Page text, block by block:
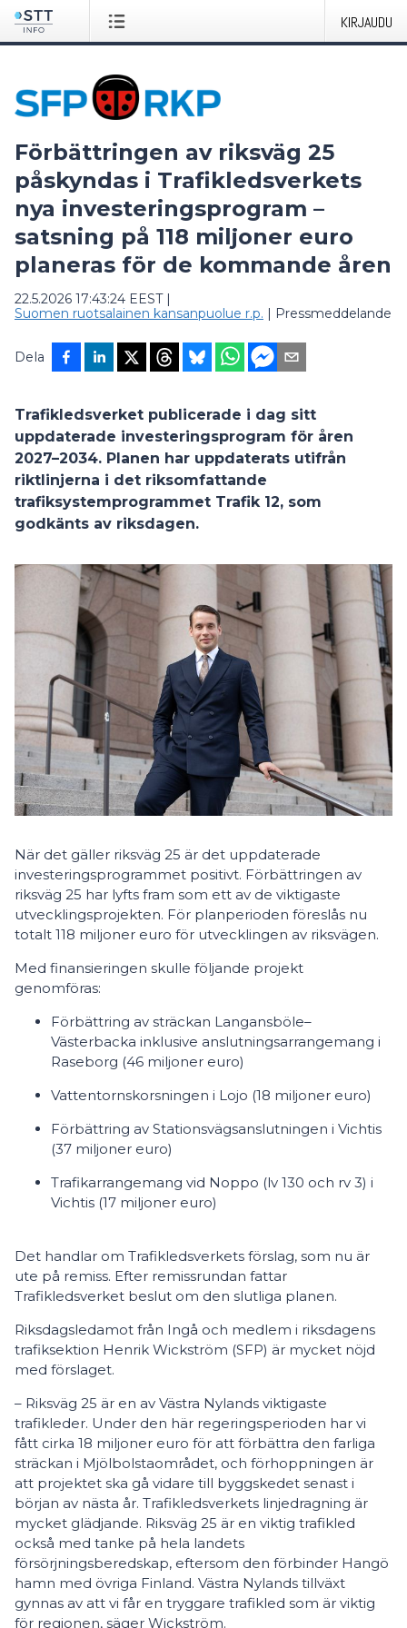
KIRJAUDU
Förbättringen av riksväg 25
påskyndas i Trafikledsverkets
nya investeringsprogram –
satsning på 118 miljoner euro
planeras för de kommande åren
22.5.2026 17:43:24 EEST|
Suomen ruotsalainen kansanpuolue r.p. | Pressmeddelande
Dela
Trafikledsverket publicerade i dag sitt
uppdaterade investeringsprogram för åren
2027–2034. Planen har uppdaterats utifrån
riktlinjerna i det riksomfattande
trafiksystemprogrammet Trafik 12, som
godkänts av riksdagen.
När det gäller riksväg 25 är det uppdaterade
investeringsprogrammet positivt. Förbättringen av
riksväg 25 har lyfts fram som ett av de viktigaste
utvecklingsprojekten. För planperioden föreslås nu
totalt 118 miljoner euro för utvecklingen av riksvägen.
Med finansieringen skulle följande projekt
genomföras:
Förbättring av sträckan Langansböle–
Västerbacka inklusive anslutningsarrangemang i
Raseborg (46 miljoner euro)
Vattentornskorsningen i Lojo (18 miljoner euro)
Förbättring av Stationsvägsanslutningen i Vichtis
(37 miljoner euro)
Trafikarrangemang vid Noppo (lv 130 och rv 3) i
Vichtis (17 miljoner euro)
Det handlar om Trafikledsverkets förslag, som nu är
ute på remiss. Efter remissrundan fattar
Trafikledsverket beslut om den slutliga planen.
Riksdagsledamot från Ingå och medlem i riksdagens
trafiksektion Henrik Wickström (SFP) är mycket nöjd
med förslaget.
– Riksväg 25 är en av Västra Nylands viktigaste
trafikleder. Under den här regeringsperioden har vi
fått cirka 18 miljoner euro för att förbättra den farliga
sträckan i Mjölbolstaområdet, och förhoppningen är
att projektet ska gå vidare till byggskedet senast i
början av nästa år. Trafikledsverkets linjedragning är
mycket glädjande. Riksväg 25 är en viktig trafikled
också med tanke på hela landets
försörjningsberedskap, eftersom den förbinder Hangö
hamn med övriga Finland. Västra Nylands tillväxt
gynnas av att vi får en tryggare trafikled som är viktig
för regionen, säger Wickström.